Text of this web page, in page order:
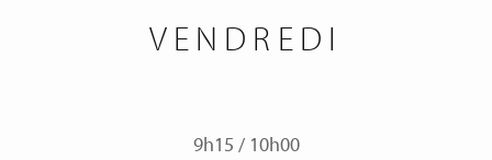
VENDREDI
9h15 / 10h00